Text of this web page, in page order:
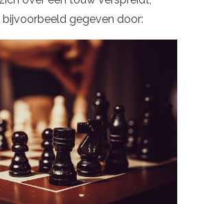
gegeven door: